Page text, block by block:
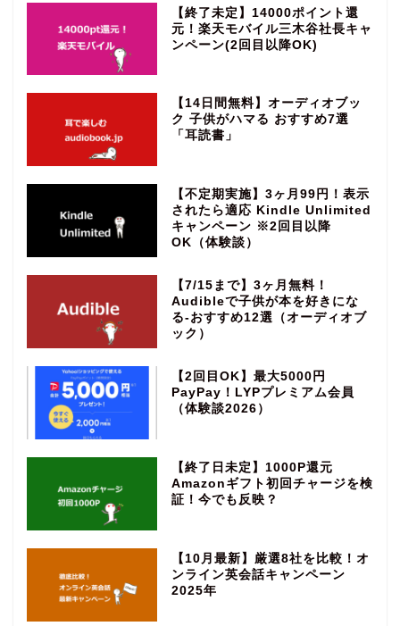
【終了未定】14000ポイント還
元！楽天モバイル三木谷社長キャ
ンペーン(2回目以降OK)
【14日間無料】オーディオブッ
ク 子供がハマる おすすめ7選
「耳読書」
【不定期実施】3ヶ月99円！表示
されたら適応 Kindle Unlimited
キャンペーン ※2回目以降
OK（体験談）
【7/15まで】3ヶ月無料！
Audibleで子供が本を好きにな
る‐おすすめ12選（オーディオブ
ック）
【2回目OK】最大5000円
PayPay！LYPプレミアム会員
（体験談2026）
【終了日未定】1000P還元
Amazonギフト初回チャージを検
証！今でも反映？
【10月最新】厳選8社を比較！オ
ンライン英会話キャンペーン
2025年